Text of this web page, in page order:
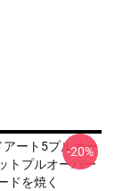
ート5プルオー
トプルオーバー
ドを焼く
-20%